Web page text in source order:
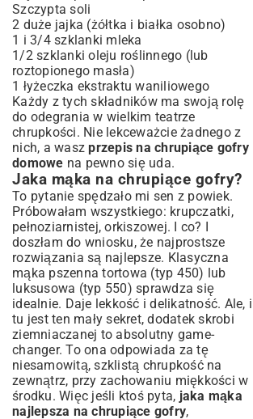
Szczypta soli
2 duże jajka (żółtka i białka osobno)
1 i 3/4 szklanki mleka
1/2 szklanki oleju roślinnego (lub
roztopionego masła)
1 łyżeczka ekstraktu waniliowego
Każdy z tych składników ma swoją rolę
do odegrania w wielkim teatrze
chrupkości. Nie lekceważcie żadnego z
nich, a waszprzepis na chrupiące gofry
domowe na pewno się uda.
Jaka mąka na chrupiące gofry?
To pytanie spędzało mi sen z powiek.
Próbowałam wszystkiego: krupczatki,
pełnoziarnistej, orkiszowej. I co? I
doszłam do wniosku, że najprostsze
rozwiązania są najlepsze. Klasyczna
mąka pszenna tortowa (typ 450) lub
luksusowa (typ 550) sprawdza się
idealnie. Daje lekkość i delikatność. Ale, i
tu jest ten mały sekret, dodatek skrobi
ziemniaczanej to absolutny game-
changer. To ona odpowiada za tę
niesamowitą, szklistą chrupkość na
zewnątrz, przy zachowaniu miękkości w
środku. Więc jeśli ktoś pyta, jaka mąka
najlepsza na chrupiące gofry,